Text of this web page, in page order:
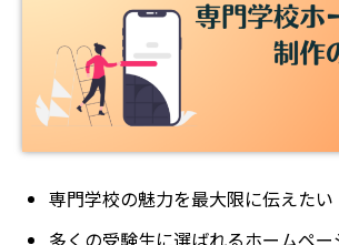
専門学校の魅力を最大限に伝えたい